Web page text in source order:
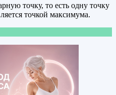
точку, то есть одну точку
точкой максимума.